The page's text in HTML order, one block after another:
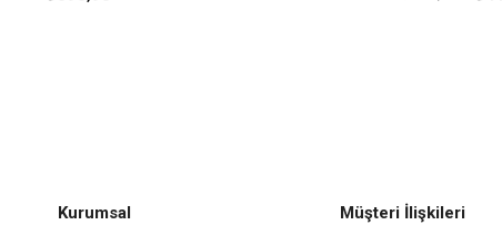
Kurumsal Müşteri İlişkileri